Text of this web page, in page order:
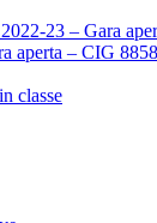
23 – Gara
aperta – CIG
classe